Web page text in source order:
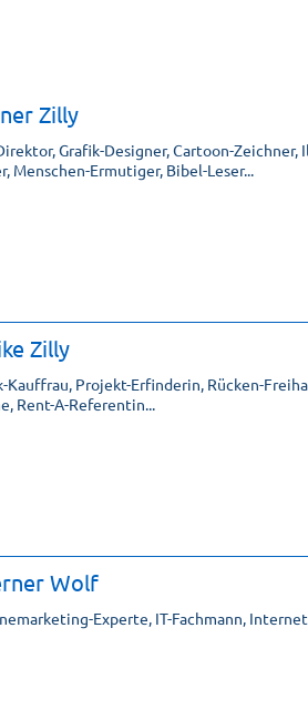
Zilly
Grafik-Designer, Cartoon-
Menschen-Ermutiger, Bibel-Leser...
Zilly
Kauffrau, Projekt-Erfinderin, Rücken-
Rent-A-Referentin...
Wolf
Experte, IT-Fachmann,